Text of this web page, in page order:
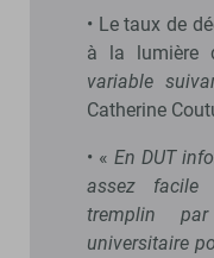
• Le taux de
à la lumière
variable
Catherine
• « En DUT
assez
tremplin
universitaire